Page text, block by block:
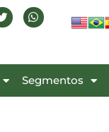
Segmentos